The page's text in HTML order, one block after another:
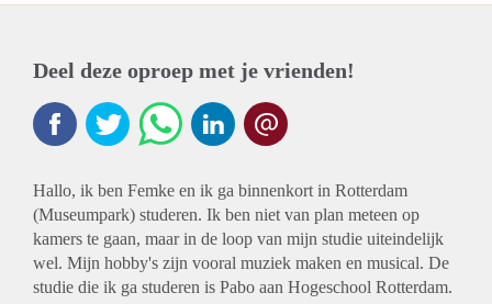
Deel deze oproep met je vrienden!
Hallo, ik ben Femke en ik ga binnenkort in Rotterdam
(Museumpark) studeren. Ik ben niet van plan meteen op
kamers te gaan, maar in de loop van mijn studie uiteindelijk
wel. Mijn hobby's zijn vooral muziek maken en musical. De
studie die ik ga studeren is Pabo aan Hogeschool Rotterdam.